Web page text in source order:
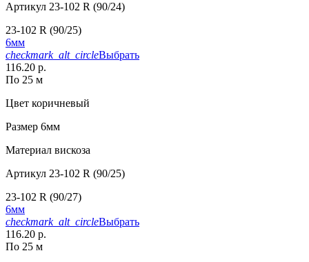
Артикул 23-102 R (90/24)
23-102 R (90/25)
6мм
checkmark_alt_circleВыбрать
116.20 р.
По 25 м
Цвет коричневый
Размер 6мм
Материал вискоза
Артикул 23-102 R (90/25)
23-102 R (90/27)
6мм
checkmark_alt_circleВыбрать
116.20 р.
По 25 м